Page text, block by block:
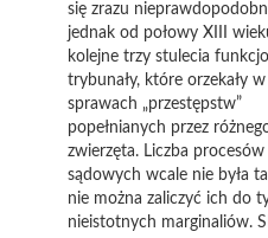
się zrazu
jednak od połowy XIII
kolejne trzy stulecia
trybunały, które orzekały w
sprawach „przestępstw”
popełnianych przez
zwierzęta. Liczba procesów
sądowych wcale nie była
nie można zaliczyć ich do
nieistotnych marginaliów.